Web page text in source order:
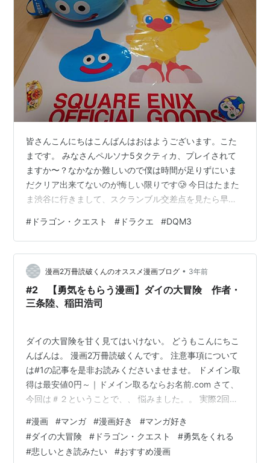
皆さんこんにちはこんばんはおはようございます。こた
まです。 みなさんペルソナ5タクティカ、プレイされて
ますか〜？なかなか難しいので僕は時間が足りずにいま
だクリア出来てないのが悔しい限りです🥲 今日はたまた
ま渋谷に行きまして、スクランブル交差点を見たら早く
が本編だと電光掲示板が怪盗団にジャックされるんです
よね〜 ペルソナ5の聖地巡礼しちゃいました<⁠(⁠￣⁠︶⁠￣⁠)⁠>
さて渋谷にはたまたま行ったわけですが、せっかくだか
ら渋谷をプラプラしてみようと思ったら、なんと今日か
ら始まる素晴らしいイベントがあるではありません
か！！ 12/5(火)から渋…
# ドラゴン・クエスト # ドラクエ #DQM3
漫画2万冊読破くんのオススメ漫画ブログ • 3年前
#2 【勇気をもらう漫画】ダイの大冒険 作者・
三条陸、稲田浩司
ダイの大冒険を甘く見てはいけない。 どうもこんにちこ
んばんは。 漫画2万冊読破くんです。 注意事項について
は#1の記事を是非お読みくださいませませ。 ドメイン取
得は最安値0円～｜ドメイン取るならお名前.com さて、
今回は＃２ということで、、 悩みました。。 実際2回目
ない漫画でも紹介したもんなら、炎上ものですよね。
（そのレベルではない） 前置きはさておき さっそく本題
に入っていきましょう。 今回紹介する漫画は 【ダイの大
#漫画 #マンガ #漫画好き #マンガ好き
#ダイの大冒険 # ドラゴン・クエスト #勇気をくれる
#悲しいとき読みたい #おすすめ漫画